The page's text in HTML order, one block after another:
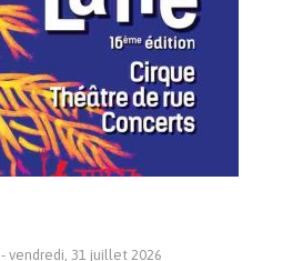
- vendredi, 31 juillet 2026